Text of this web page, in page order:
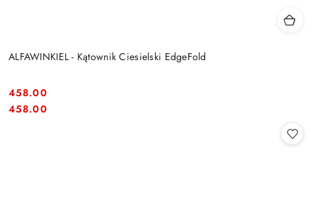
ALFAWINKIEL - Kątownik Ciesielski EdgeFold
Cena:
458.00
Cena:
458.00